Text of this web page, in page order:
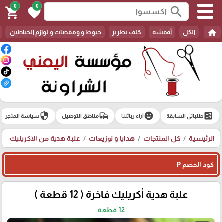
search
0
favorite
0
shopping_cart
home الكل أقمشة كلف تطريز خيوط و ومقصات و لوازم الخياطين
ballotطلباتي السابقة emoji_emotionsآراء زبائننا commuteمناطق التوصيل securityسياسة المتجر
الرئيسية كل المنتجات هدايا و توزيعات علبة هدية من الاكريليك
كود الخصم P
علبة هدية أكريليك فاخرة ( 12 قطعة )
12 قطعة